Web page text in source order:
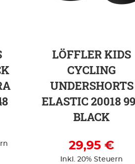
LÖFFLER KIDS
CYCLING
UNDERSHORTS
ELASTIC 20018
BLACK
29,95 €
Inkl. 20% Steuern